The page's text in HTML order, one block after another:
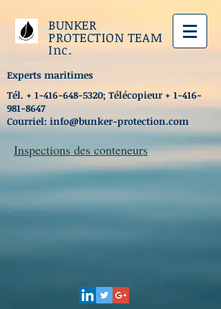
BUNKER
PROTECTION TEAM
Inc.
Experts maritimes
Tél. + 1-416-648-5320; Télécopieur + 1-416-
981-8647
Courriel: info@bunker-protection.com
Inspections des conteneurs